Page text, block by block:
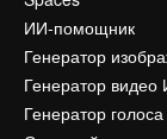
ИИ-помощник
Генератор
Генератор видео
Генератор